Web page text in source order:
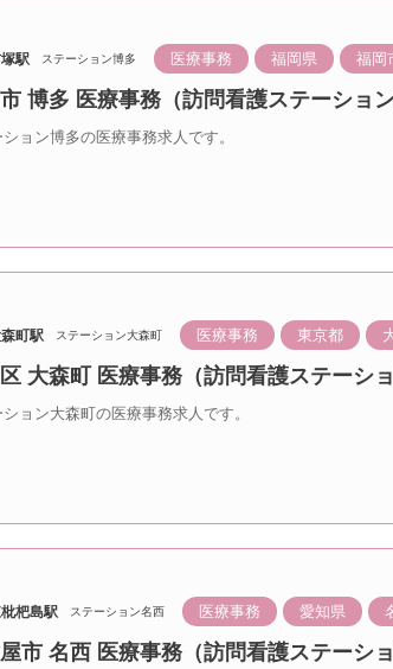
駅 ステーション博多 医療事務 福岡県 福岡
博多 医療事務（訪問看護ステーショ
ョン博多の医療事務求人です。
町駅 ステーション大森町 医療事務 東京都
大森町 医療事務（訪問看護ステーシ
ョン大森町の医療事務求人です。
杷島駅 ステーション名西 医療事務 愛知県
市 名西 医療事務（訪問看護ステーシ